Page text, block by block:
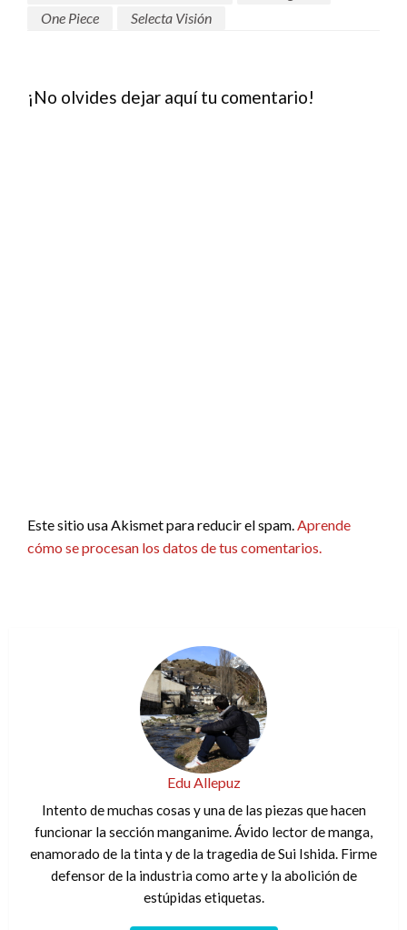
One Piece
Selecta Visión
¡No olvides dejar aquí tu comentario!
Este sitio usa Akismet para reducir el spam.Aprende
cómo se procesan los datos de tus comentarios.
Edu Allepuz
Intento de muchas cosas y una de las piezas que hacen
funcionar la sección manganime. Ávido lector de manga,
enamorado de la tinta y de la tragedia de Sui Ishida. Firme
defensor de la industria como arte y la abolición de
estúpidas etiquetas.